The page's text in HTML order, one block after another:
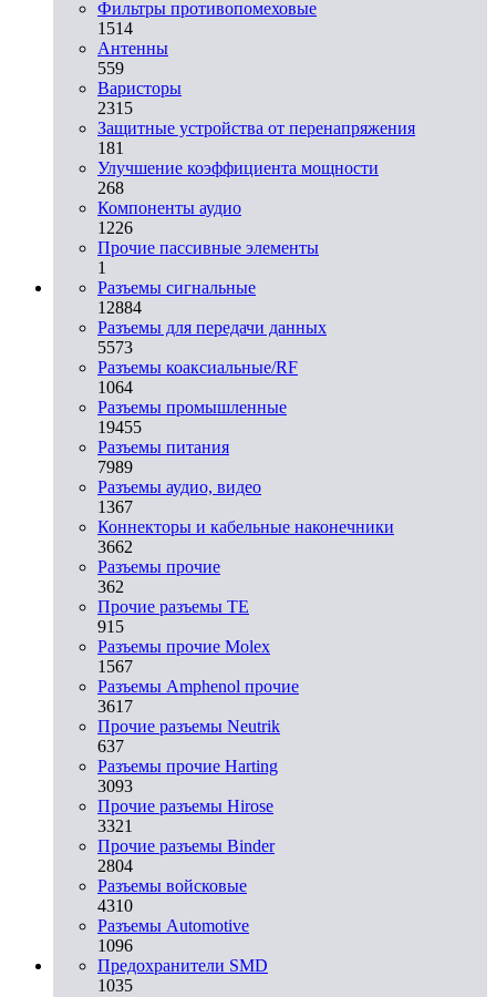
Фильтры противопомеховые
1514
Антенны
559
Варисторы
2315
Защитные устройства от перенапряжения
181
Улучшение коэффициента мощности
268
Компоненты аудио
1226
Прочие пассивные элементы
1
Разъeмы сигнальные
12884
Разъeмы для передачи данных
5573
Разъeмы коаксиальные/RF
1064
Разъeмы промышленные
19455
Разъeмы питания
7989
Разъeмы аудио, видео
1367
Коннекторы и кабельные наконечники
3662
Разъeмы прочие
362
Прочие разъемы TE
915
Разъемы прочие Molex
1567
Разъемы Amphenol прочие
3617
Прочие разъемы Neutrik
637
Разъемы прочие Harting
3093
Прочие разъемы Hirose
3321
Прочие разъемы Binder
2804
Разъемы войсковые
4310
Разъeмы Automotive
1096
Предохранители SMD
1035